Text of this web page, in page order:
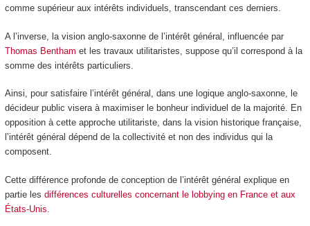
comme supérieur aux intérêts individuels, transcendant ces derniers.
A l’inverse, la vision anglo-saxonne de l’intérêt général, influencée par
Thomas Bentham et les travaux utilitaristes, suppose qu’il correspond à la
somme des intérêts particuliers.
Ainsi, pour satisfaire l’intérêt général, dans une logique anglo-saxonne, le
décideur public visera à maximiser le bonheur individuel de la majorité. En
opposition à cette approche utilitariste, dans la vision historique française,
l’intérêt général dépend de la collectivité et non des individus qui la
composent.
Cette différence profonde de conception de l’intérêt général explique en
partie les différences culturelles concernant le lobbying en France et aux
États-Unis